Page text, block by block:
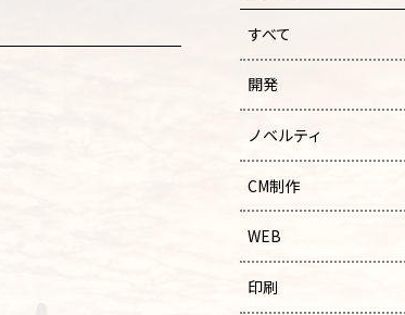
すべて
開発
ノベルティ
CM制作
WEB
印刷